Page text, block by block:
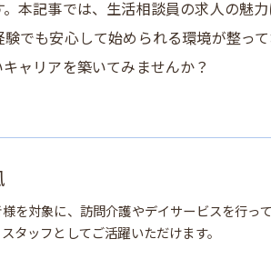
本記事では、生活相談員の求人の魅
でも安心して始められる環境が整っ
ャリアを築いてみませんか？
を対象に、訪問介護やデイサービスを行っ
タッフとしてご活躍いただけます。